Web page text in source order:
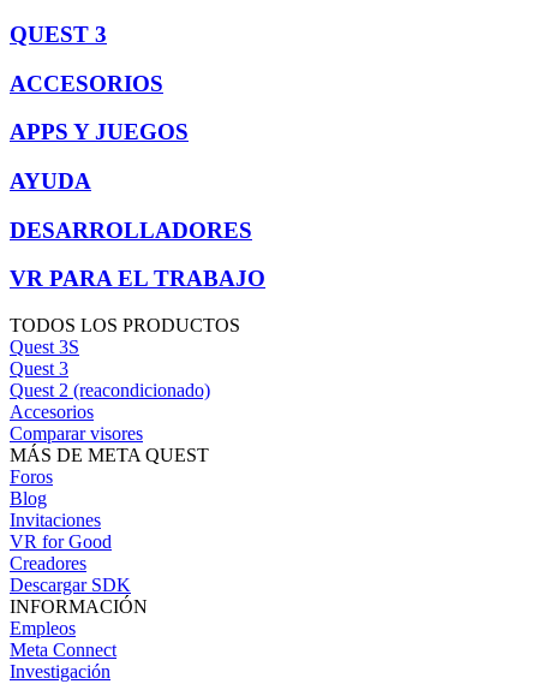
QUEST 3
ACCESORIOS
APPS Y JUEGOS
AYUDA
DESARROLLADORES
VR PARA EL TRABAJO
TODOS LOS PRODUCTOS
Quest 3S
Quest 3
Quest 2 (reacondicionado)
Accesorios
Comparar visores
MÁS DE META QUEST
Foros
Blog
Invitaciones
VR for Good
Creadores
Descargar SDK
INFORMACIÓN
Empleos
Meta Connect
Investigación